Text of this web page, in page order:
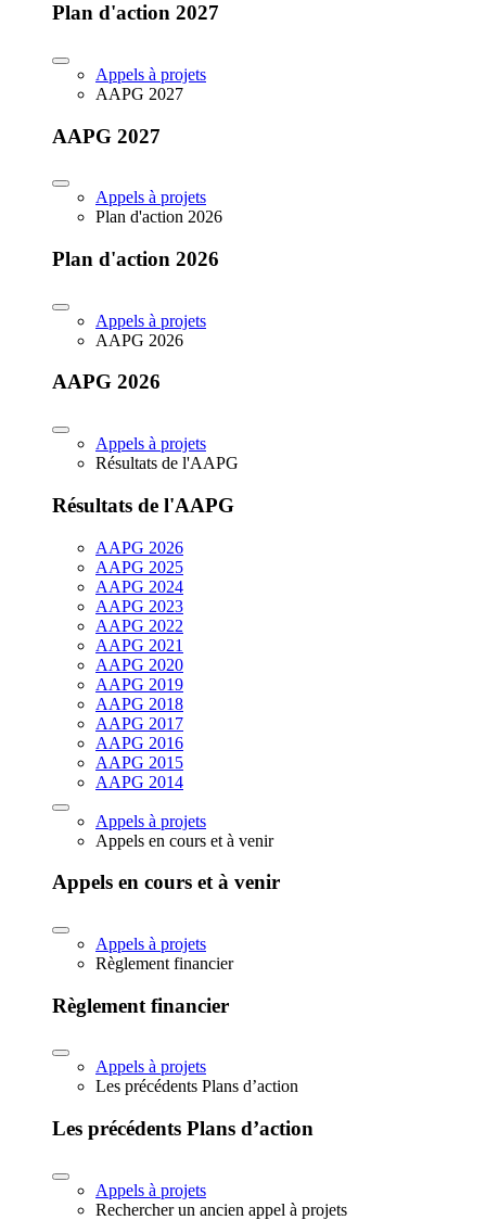
Plan d'action 2027
Appels à projets
AAPG 2027
AAPG 2027
Appels à projets
Plan d'action 2026
Plan d'action 2026
Appels à projets
AAPG 2026
AAPG 2026
Appels à projets
Résultats de l'AAPG
Résultats de l'AAPG
AAPG 2026
AAPG 2025
AAPG 2024
AAPG 2023
AAPG 2022
AAPG 2021
AAPG 2020
AAPG 2019
AAPG 2018
AAPG 2017
AAPG 2016
AAPG 2015
AAPG 2014
Appels à projets
Appels en cours et à venir
Appels en cours et à venir
Appels à projets
Règlement financier
Règlement financier
Appels à projets
Les précédents Plans d’action
Les précédents Plans d’action
Appels à projets
Rechercher un ancien appel à projets